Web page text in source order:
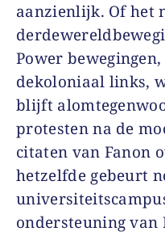
aanzienlijk. Of het
Power
dekoloniaal links,
blijft
protesten na de
citaten van Fanon
hetzelfde gebeurt
ondersteuning van